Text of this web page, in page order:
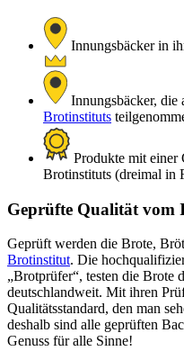
Innungsbäcker in
Innungsbäcker, die
Brotinstituts
Produkte mit einer
Brotinstituts (dreimal in
Geprüfte Qualität vom
Geprüft werden die Brote,
Brotinstitut. Die
„Brotprüfer“, testen die Brote
deutschlandweit. Mit ihren
Qualitätsstandard, den man
deshalb sind alle geprüften
Genuss für alle Sinne!